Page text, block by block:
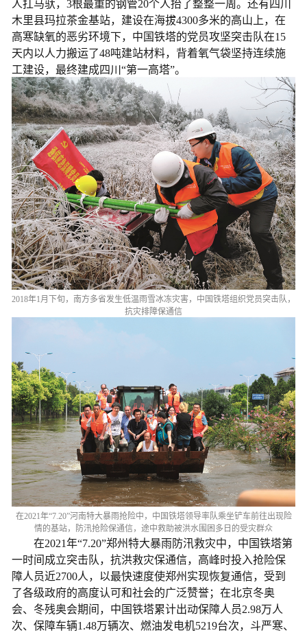
人扛马驮，3根最重的钢管20个人抬了整整一周。还有四川
木里县玛拉茶金基站，建设在海拔4300多米的高山上，在
高寒缺氧的恶劣环境下，中国铁塔的党员攻坚突击队在15
天内以人力搬运了48吨建站材料，背着氧气袋坚持连续施
工建设，最终建成四川“第一高塔”。
2018年1月下旬，南方多省发生低温雨雪冰冻灾害，中国铁塔组织党员突击队，
抗灾排障保通信
在2021年“7.20”河南特大暴雨抢险中，中国铁塔领导率队乘坐铲车前往出现险
情的基站，防汛抢险保通信，途中救助被洪水围困多日的受灾群众
在2021年“7.20”郑州特大暴雨防汛救灾中，中国铁塔第
一时间成立突击队，抗洪救灾保通信，高峰时投入抢险保
障人员近2700人，以最快速度使郑州实现恢复通信，受到
了各级政府的高度认可和社会的广泛赞誉；在北京冬奥
会、冬残奥会期间，中国铁塔累计出动保障人员2.98万人
次、保障车辆1.48万辆次、燃油发电机5219台次，斗严寒、